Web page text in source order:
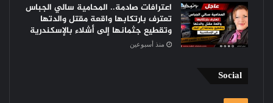
اعترافات صادمة.. المحامية سالي الجباس
تعترف بارتكابها واقعة مقتل والدتها
وتقطيع جثمانها إلى أشلاء بالإسكندرية
منذ أسبوعين
Social